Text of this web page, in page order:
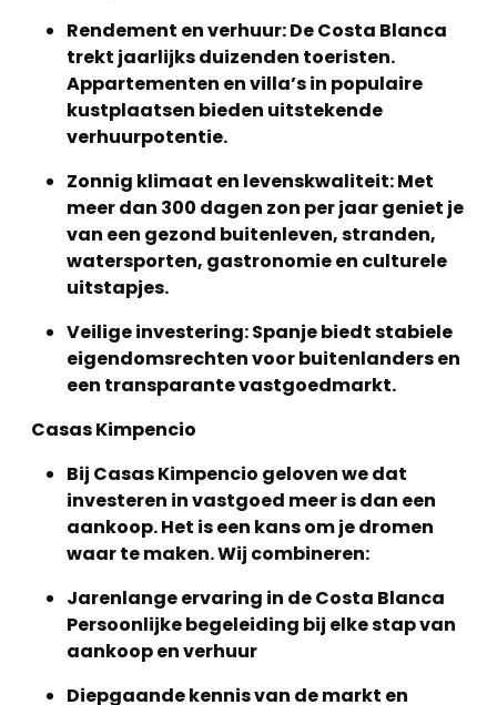
Rendement en verhuur: De Costa Blanca
trekt jaarlijks duizenden toeristen.
Appartementen en villa’s in populaire
kustplaatsen bieden uitstekende
verhuurpotentie.
Zonnig klimaat en levenskwaliteit: Met
meer dan 300 dagen zon per jaar geniet je
van een gezond buitenleven, stranden,
watersporten, gastronomie en culturele
uitstapjes.
Veilige investering: Spanje biedt stabiele
eigendomsrechten voor buitenlanders en
een transparante vastgoedmarkt.
Casas Kimpencio
Bij Casas Kimpencio geloven we dat
investeren in vastgoed meer is dan een
aankoop. Het is een kans om je dromen
waar te maken. Wij combineren:
Jarenlange ervaring in de Costa Blanca
Persoonlijke begeleiding bij elke stap van
aankoop en verhuur
Diepgaande kennis van de markt en